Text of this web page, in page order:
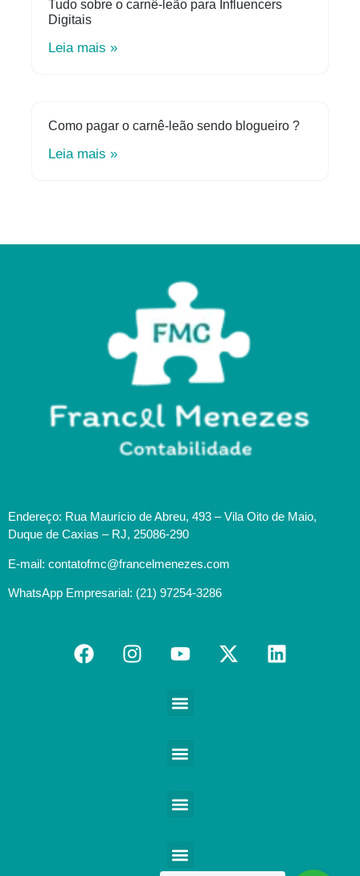
Tudo sobre o carnê-leão para Influencers
Digitais
Leia mais »
Como pagar o carnê-leão sendo blogueiro ?
Leia mais »
Endereço: Rua Maurício de Abreu, 493 – Vila Oito de Maio,
Duque de Caxias – RJ, 25086-290
E-mail: contatofmc@francelmenezes.com
WhatsApp Empresarial: (21) 97254-3286